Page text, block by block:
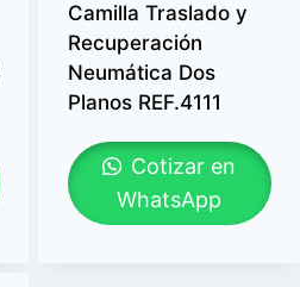
Camilla Traslado y
Recuperación
Neumática Dos
Planos REF.4111
Cotizar en
WhatsApp